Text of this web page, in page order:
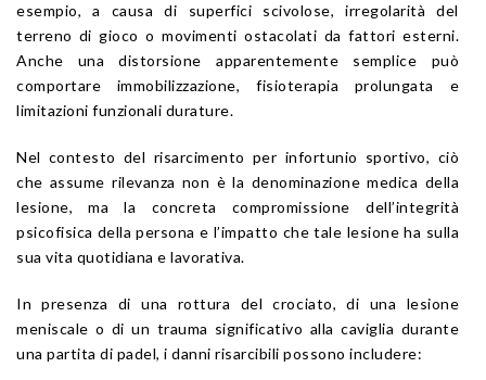
esempio, a causa di superfici scivolose, irregolarità del
terreno di gioco o movimenti ostacolati da fattori esterni.
Anche una distorsione apparentemente semplice può
comportare immobilizzazione, fisioterapia prolungata e
limitazioni funzionali durature.
Nel contesto del risarcimento per infortunio sportivo, ciò
che assume rilevanza non è la denominazione medica della
lesione, ma la concreta compromissione dell’integrità
psicofisica della persona e l’impatto che tale lesione ha sulla
sua vita quotidiana e lavorativa.
In presenza di una rottura del crociato, di una lesione
meniscale o di un trauma significativo alla caviglia durante
una partita di padel, i danni risarcibili possono includere: